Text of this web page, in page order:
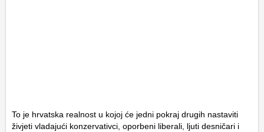
To je hrvatska realnost u kojoj će jedni pokraj drugih nastaviti
živjeti vladajući konzervativci, oporbeni liberali, ljuti desničari i